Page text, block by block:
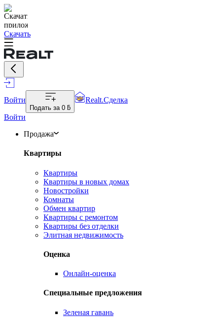
Скачать
Войти
Подать за 0 ƃ
Realt.Сделка
Войти
Продажа
Квартиры
Квартиры
Квартиры в новых домах
Новостройки
Комнаты
Обмен квартир
Квартиры с ремонтом
Квартиры без отделки
Элитная недвижимость
Оценка
Онлайн-оценка
Специальные предложения
Зеленая гавань